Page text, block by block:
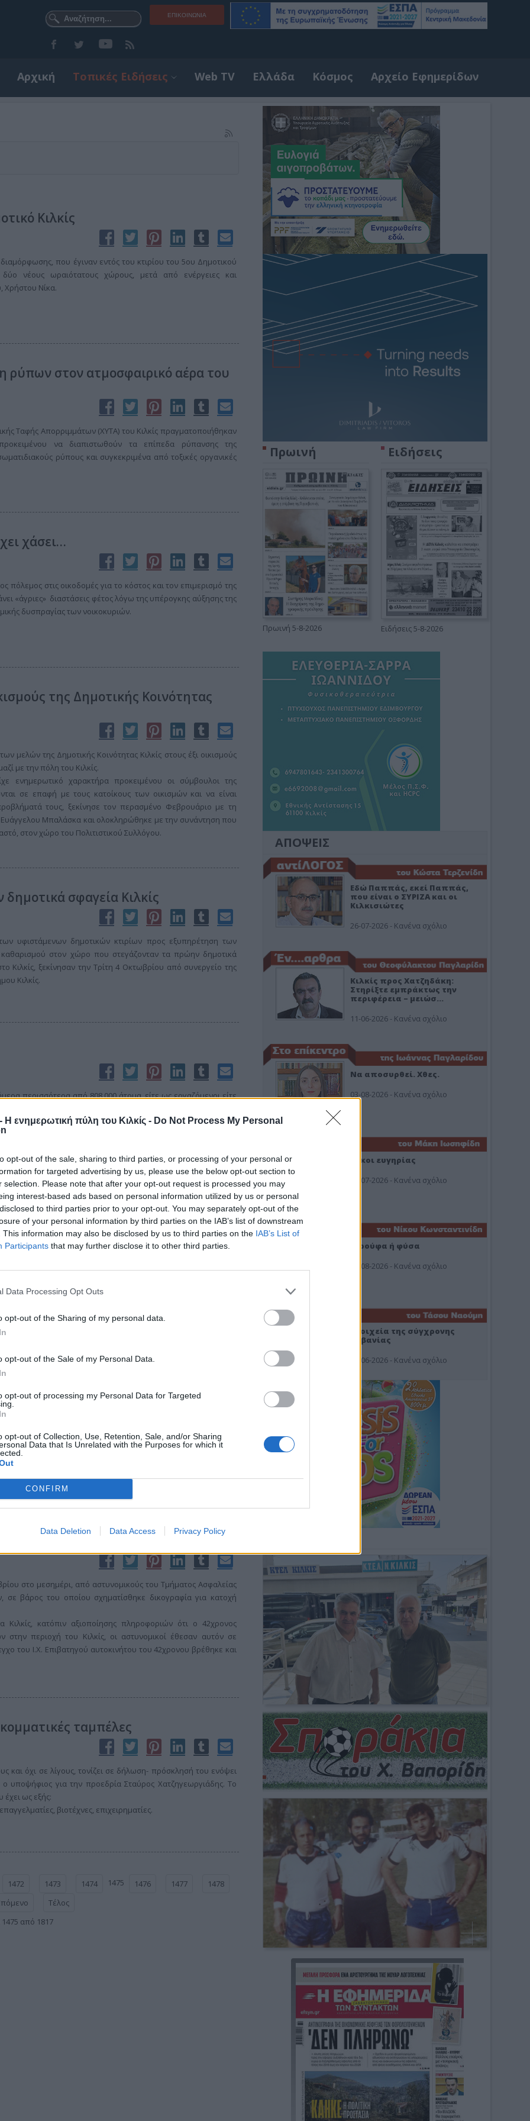
Η ενημερωτική πύλη του Κιλκίς - Do Not Process My Personal
opt-out of the sale, sharing to third parties, or processing of your personal or
for targeted advertising by us, please use the below opt-out section to
selection. Please note that after your opt-out request is processed you may
interest-based ads based on personal information utilized by us or personal
to third parties prior to your opt-out. You may separately opt-out of the
of your personal information by third parties on the IAB’s list of downstream
This information may also be disclosed by us to third parties on the IAB’s List of
Participants that may further disclose it to other third parties.
Data Processing Opt Outs
opt-out of the Sharing of my personal data.
opt-out of the Sale of my Personal Data.
opt-out of processing my Personal Data for Targeted
opt-out of Collection, Use, Retention, Sale, and/or Sharing
Data that Is Unrelated with the Purposes for which it
CONFIRM
Data Deletion Data Access Privacy Policy
ΕΠΙΚΟΙΝΩΝΊΑ
Αρχική Τοπικές Ειδήσεις Web TV Ελλάδα Κόσμος Αρχείο Εφημερίδων
Κιλκίς
που έγιναν εντός του κτιρίου του 5ου Δημοτικού
δύο νέους ωραιότατους χώρους, μετά από ενέργειες και
Χρήστου Νίκα.
ρύπων στον ατμοσφαιρικό αέρα του
Ταφής Απορριμμάτων (ΧΥΤΑ) του Κιλκίς πραγματοποιήθηκαν
να διαπιστωθούν τα επίπεδα ρύπανσης της
ρύπους και συγκεκριμένα από τοξικές οργανικές
χάσει…
πόλεμος στις οικοδομές για το κόστος και τον επιμερισμό της
«άγριες» διαστάσεις φέτος λόγω της υπέρογκης αύξησης της
δυσπραγίας των νοικοκυριών.
της Δημοτικής Κοινότητας
μελών της Δημοτικής Κοινότητας Κιλκίς στους έξι οικισμούς
με την πόλη του Κιλκίς.
ενημερωτικό χαρακτήρα προκειμένου οι σύμβουλοι της
σε επαφή με τους κατοίκους των οικισμών και να είναι
τους, ξεκίνησε τον περασμένο Φεβρουάριο με τη
Ευάγγελου Μπαλάσκα και ολοκληρώθηκε με την συνάντηση που
στον χώρο του Πολιτιστικού Συλλόγου.
σφαγεία Κιλκίς
υφιστάμενων δημοτικών κτιρίων προς εξυπηρέτηση των
στον χώρο που στεγάζονταν τα πρώην δημοτικά
Κιλκίς, ξεκίνησαν την Τρίτη 4 Οκτωβρίου από συνεργείο της
Κιλκίς.
περισσότερα από 808.000 άτομα, είτε ως εργαζόμενοι είτε
έχουν ενταχθεί σε 47 επιμέρους προγράμματα
της απασχόλησης και επαγγελματικής εκπαίδευσης
3,2 δισ. ευρώ.
στην απεργία
κυβερνητικής υποχωρητικότητας που τελειωμό δεν έχει στα
και των Ευρωπαίων δανειστών μας», αναφέρει σε ανακοίνωσή
για τη συμμετοχή του στην πανελλαδική απεργία της 19ης
αλλά για μια κυνική κυβέρνηση που εκτελεί με μεθοδική
των εργαζομένων, της κοινωνίας και της οικονομίας που
Κιλκίς
έγκριση των απολογισμών-ισολογισμών των 7 Δημοτικών
καλλικρατικό δήμο Κιλκίς, πραγματοποιήθηκε στην
Κιλκίς.
στο μεσημέρι, από αστυνομικούς του Τμήματος Ασφαλείας
σε βάρος του οποίου σχηματίσθηκε δικογραφία για κατοχή
Κιλκίς, κατόπιν αξιοποίησης πληροφοριών ότι ο 42χρονος
στην περιοχή του Κιλκίς, οι αστυνομικοί έθεσαν αυτόν σε
του Ι.Χ. Επιβατηγού αυτοκινήτου του 42χρονου βρέθηκε και
ταμπέλες
και όχι σε λίγους, τονίζει σε δήλωση- πρόσκλησή του ενόψει
υποψήφιος για την προεδρία Σταύρος Χατζηγεωργιάδης. Το
έχει ως εξής:
βιοτέχνες, επιχειρηματίες.
1472 1473 1474 1475 1476 1477
1478
Τέλος
1475 από 1817
Πρωινή
Πρωινή 5-8-2026
Ειδήσεις
Ειδήσεις 5-8-2026
ΑΠΟΨΕΙΣ
Εδώ Παππάς, εκεί Παππάς,
που είναι ο ΣΥΡΙΖΑ και οι
Κιλκισιώτες
26-07-2026 - Κανένα σχόλιο
Κιλκίς προς Χατζηδάκη:
Στηρίξτε εμπράκτως την
περιφέρεια – μειώσ…
11-06-2026 - Κανένα σχόλιο
Να αποσυρθεί. Χθες.
03-08-2026 - Κανένα σχόλιο
Οίκοι ευγηρίας
24-07-2026 - Κανένα σχόλιο
Ή ρούφα ή φύσα
03-08-2026 - Κανένα σχόλιο
Στοιχεία της σύγχρονης
Αλβανίας
19-06-2026 - Κανένα σχόλιο